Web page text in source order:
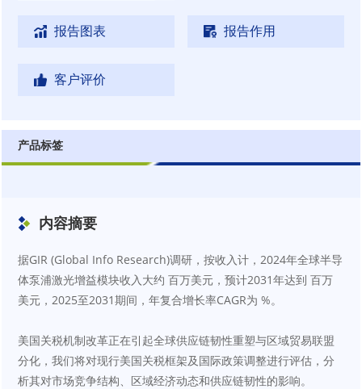
报告图表 报告作用
客户评价
产品标签
内容摘要
据GIR (Global Info Research)调研，按收入计，2024年全球半导
体泵浦激光增益模块收入大约 百万美元，预计2031年达到 百万
美元，2025至2031期间，年复合增长率CAGR为 %。
美国关税机制改革正在引起全球供应链韧性重塑与区域贸易联盟
分化，我们将对现行美国关税框架及国际政策调整进行评估，分
析其对市场竞争结构、区域经济动态和供应链韧性的影响。